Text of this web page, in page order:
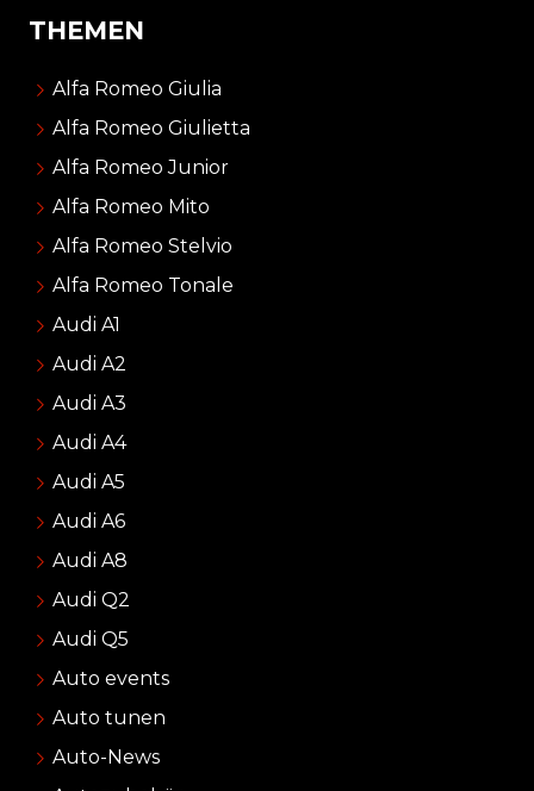
THEMEN
Alfa Romeo Giulia
Alfa Romeo Giulietta
Alfa Romeo Junior
Alfa Romeo Mito
Alfa Romeo Stelvio
Alfa Romeo Tonale
Audi A1
Audi A2
Audi A3
Audi A4
Audi A5
Audi A6
Audi A8
Audi Q2
Audi Q5
Auto events
Auto tunen
Auto-News